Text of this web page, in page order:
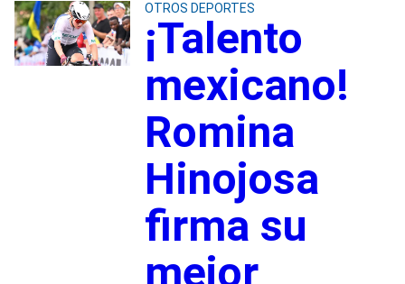
OTROS DEPORTES
¡Talento
mexicano!
Romina
Hinojosa
firma su
mejor